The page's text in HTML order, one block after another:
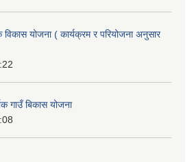
योजना ( कार्यक्रम र परियोजना अनुसार
गाउँ बिकास योजना